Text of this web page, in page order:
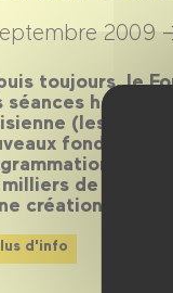
2009
toujours, le
séances
(les
fonds qu’il
de ce
de films
création.
d'info